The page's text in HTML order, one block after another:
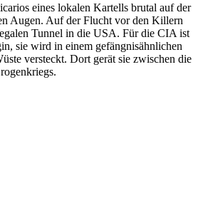
eines lokalen Kartells brutal auf der
Augen. Auf der Flucht vor den Killern
Tunnel in die USA. Für die CIA ist
sie wird in einem gefängnisähnlichen
versteckt. Dort gerät sie zwischen die